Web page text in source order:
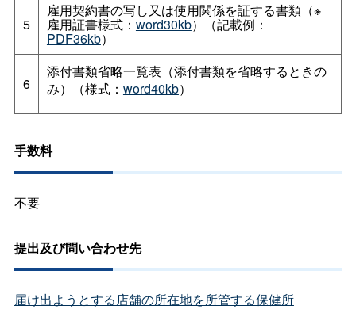
5
雇用契約書の写し又は使用関係を証する書類（※
雇用証書様式： word30kb）（記載例：
PDF36kb）
6
添付書類省略一覧表（添付書類を省略するときの
み）（様式： word40kb）
手数料
不要
提出及び問い合わせ先
届け出ようとする店舗の所在地を所管する保健所